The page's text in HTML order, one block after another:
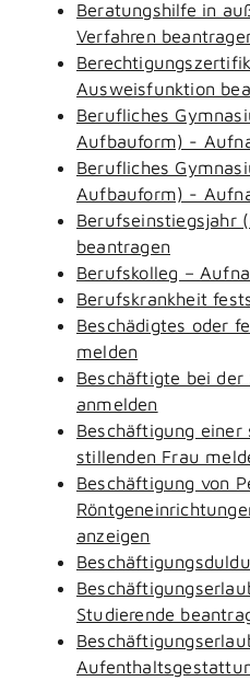
Beratungshilfe in
Verfahren
Ausweisfunktion
Berufliches
Aufbauform) -
Berufliches
Aufbauform) -
Berufseinstiegsjahr
beantragen
Berufskolleg –
Berufskrankheit
Beschädigtes oder
melden
Beschäftigte bei der
anmelden
Beschäftigung einer
stillenden Frau
Beschäftigung von
anzeigen
Studierende